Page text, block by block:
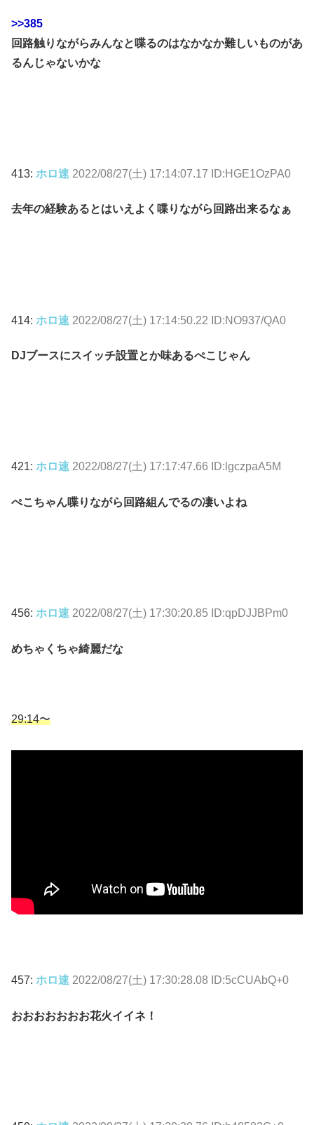
>>385
回路触りながらみんなと喋るのはなかなか難しいものがあ
るんじゃないかな
413: ホロ速 2022/08/27(土) 17:14:07.17 ID:HGE1OzPA0
去年の経験あるとはいえよく喋りながら回路出来るなぁ
414: ホロ速 2022/08/27(土) 17:14:50.22 ID:NO937/QA0
DJブースにスイッチ設置とか味あるぺこじゃん
421: ホロ速 2022/08/27(土) 17:17:47.66 ID:lgczpaA5M
ぺこちゃん喋りながら回路組んでるの凄いよね
456: ホロ速 2022/08/27(土) 17:30:20.85 ID:qpDJJBPm0
めちゃくちゃ綺麗だな
29:14〜
457: ホロ速 2022/08/27(土) 17:30:28.08 ID:5cCUAbQ+0
おおおおおおお花火イイネ！